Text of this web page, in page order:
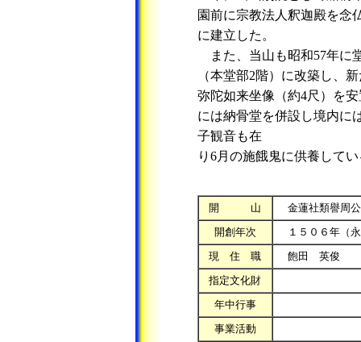
園前に宗教法人釈迦殿を念
に建立した。
また、当山も昭和57年に
（本堂部2階）に改築し、
弥陀如来坐像（約4尺）を
には納骨堂を併設し境内に
子観音も在
り6月の施餓鬼に供養して
開 山
金蓮社類譽周
開創年次
１５０６年（
現 住 職
飽田 英俊
指定文化財
年中行事
事業活動